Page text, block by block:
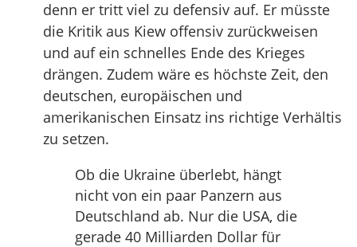
denn er tritt viel zu defensiv auf. Er müsste
die Kritik aus Kiew offensiv zurückweisen
und auf ein schnelles Ende des Krieges
drängen. Zudem wäre es höchste Zeit, den
deutschen, europäischen und
amerikanischen Einsatz ins richtige Verhältis
zu setzen.
Ob die Ukraine überlebt, hängt
nicht von ein paar Panzern aus
Deutschland ab. Nur die USA, die
gerade 40 Milliarden Dollar für